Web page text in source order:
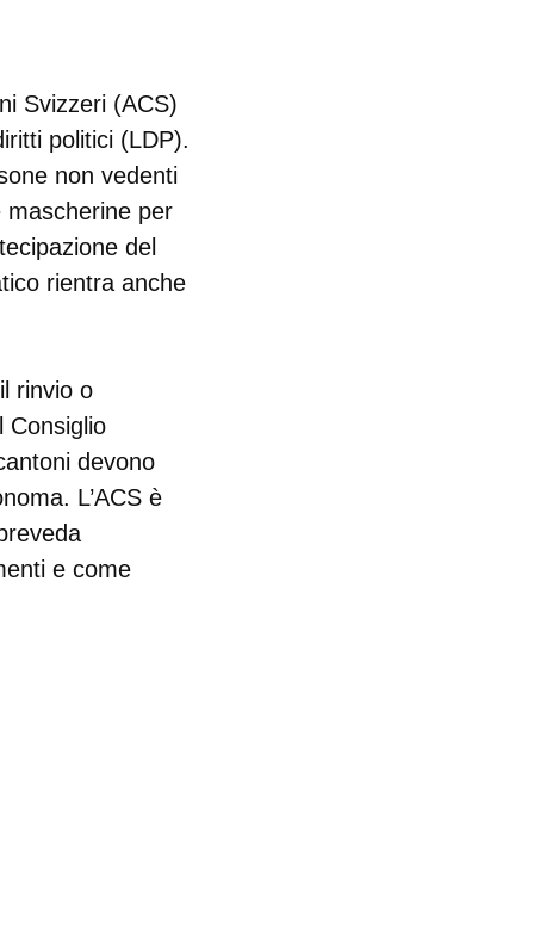
Svizzeri (ACS)
politici (LDP).
non vedenti
mascherine per
del
rientra anche
rinvio o
Consiglio
devono
L’ACS è
e come